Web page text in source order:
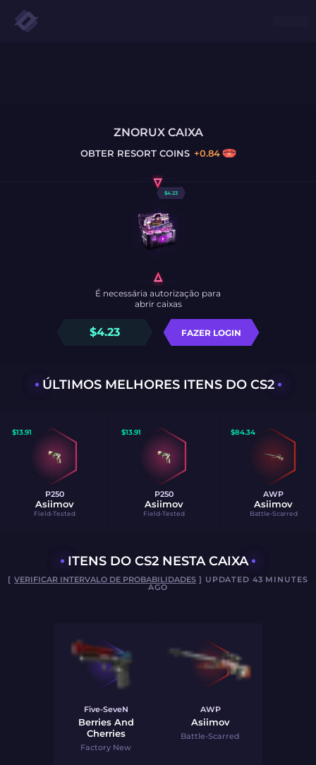
ZNORUX CAIXA
OBTER RESORT COINS +0.84
$4.23
$4.23 FAZER LOGIN
É necessária autorização para
abrir caixas
ÚLTIMOS MELHORES ITENS DO CS2
$13.91
P250
Asiimov
Field-Tested
$13.91
P250
Asiimov
Field-Tested
$84.34
AWP
Asiimov
Battle-Scarred
ITENS DO CS2 NESTA CAIXA
[VERIFICAR INTERVALO DE PROBABILIDADES ] UPDATED 43 MINUTES
AGO
Five-SeveN
Berries And
Cherries
Factory New
AWP
Asiimov
Battle-Scarred